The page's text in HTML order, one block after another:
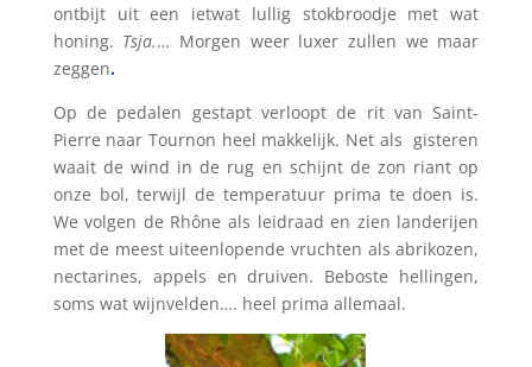
ontbijt uit een ietwat lullig stokbroodje met wat
honing. Tsja.… Morgen weer luxer zullen we maar
zeggen.
Op de pedalen gestapt verloopt de rit van Saint-
Pierre naar Tournon heel makkelijk. Net als gisteren
waait de wind in de rug en schijnt de zon riant op
onze bol, terwijl de temperatuur prima te doen is.
We volgen de Rhône als leidraad en zien landerijen
met de meest uiteenlopende vruchten als abrikozen,
nectarines, appels en druiven. Beboste hellingen,
soms wat wijnvelden…. heel prima allemaal.